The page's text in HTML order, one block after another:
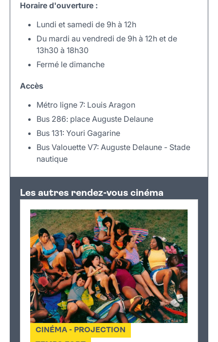
Horaire d'ouverture :
Lundi et samedi de 9h à 12h
Du mardi au vendredi de 9h à 12h et de
13h30 à 18h30
Fermé le dimanche
Accès
Métro ligne 7: Louis Aragon
Bus 286: place Auguste Delaune
Bus 131: Youri Gagarine
Bus Valouette V7: Auguste Delaune - Stade
nautique
+
−
Les autres rendez-vous cinéma
CINÉMA - PROJECTION